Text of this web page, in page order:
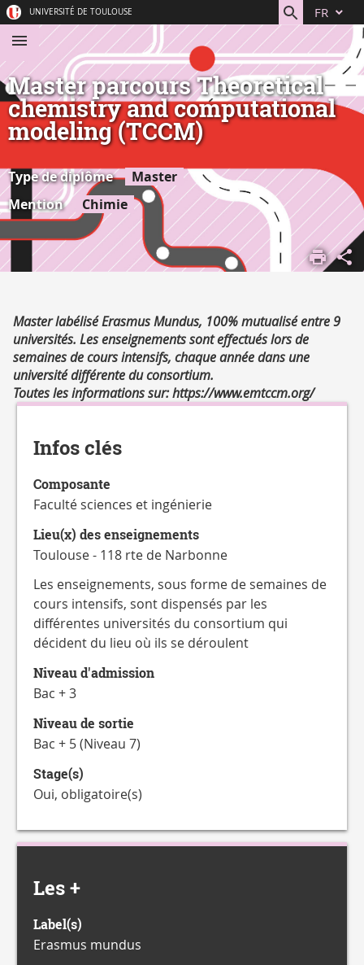
au
contenu
directs
UNIVERSITÉ DE TOULOUSE FR
Master parcours Theoretical
chemistry and computational
modeling (TCCM)
Type de diplôme
Master
Mention
Chimie
ACCUEIL
S'ORIENTER,
NOS
FORMATIONS
CATALOGUE
DES
FORMATIONS
Résumé
Master labélisé Erasmus Mundus, 100% mutualisé entre 9
universités. Les enseignements sont effectués lors de
semaines de cours intensifs, chaque année dans une
université différente du consortium.
Toutes les informations sur: https://www.emtccm.org/
Détails
Infos clés
Composante
Faculté sciences et ingénierie
Lieu(x) des enseignements
Toulouse - 118 rte de Narbonne
Les enseignements, sous forme de semaines de
cours intensifs, sont dispensés par les
différentes universités du consortium qui
décident du lieu où ils se déroulent
Niveau d'admission
Bac + 3
Niveau de sortie
Bac + 5 (Niveau 7)
Stage(s)
Oui, obligatoire(s)
Les +
Label(s)
Erasmus mundus